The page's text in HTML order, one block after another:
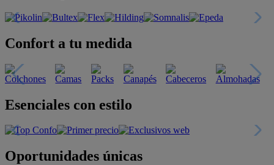
Confort a tu medida
Esenciales con estilo
Oportunidades únicas